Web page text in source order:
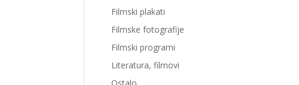
Filmski plakati
Filmske fotografije
Filmski programi
Literatura, filmovi